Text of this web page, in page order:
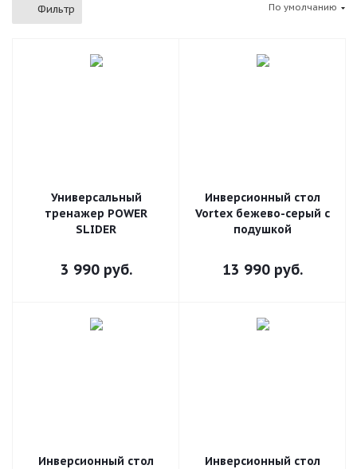
Фильтр По умолчанию
Универсальный
тренажер POWER
SLIDER
3 990руб.
Инверсионный стол
Vortex бежево-серый c
подушкой
13 990 руб.
Инверсионный стол
Инверсионный стол